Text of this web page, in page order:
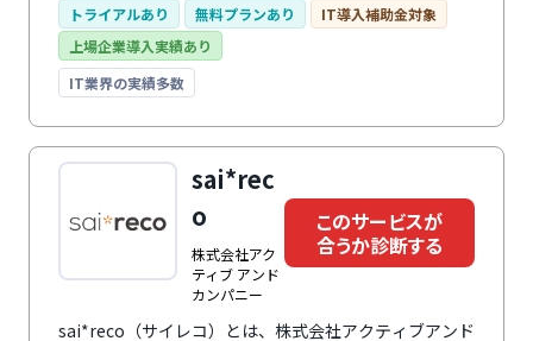
た、ジョブカン勤怠管理など他のジョブカンサービスと
の連携が可能で、従業員の勤怠データを活用した効率的
な労務管理が実現します。特に、人事労務に割く時間を
削減したい中小企業や、ペーパーレス化を進めたい企業
サポート体制により、初めてのシステム導入でも安心し
て利用できる点も魅力です。
トライアルあり 無料プランあり
IT導入補助金対象
上場企業導入実績あり
IT業界の実績多数
sai*rec
o
株式会社アク
ティブ アンド
カンパニー
このサービスが
合うか診断する
sai*reco（サイレコ）とは、株式会社アクティブアンド